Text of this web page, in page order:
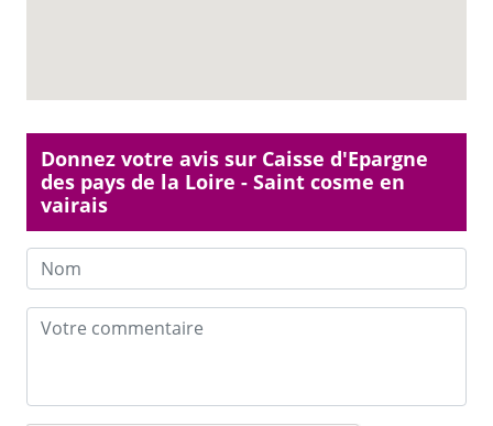
Donnez votre avis sur Caisse d'Epargne
des pays de la Loire - Saint cosme en
vairais